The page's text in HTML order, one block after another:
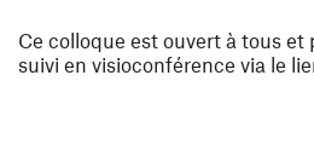
Ce colloque est ouvert à tous
suivi en visioconférence via le